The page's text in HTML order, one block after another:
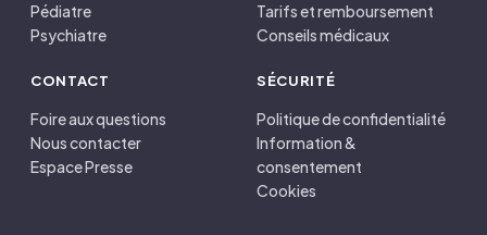
Pédiatre
Psychiatre
Tarifs et remboursement
Conseils médicaux
CONTACT
Foire aux questions
Nous contacter
Espace Presse
SÉCURITÉ
Politique de confidentialité
Information &
consentement
Cookies